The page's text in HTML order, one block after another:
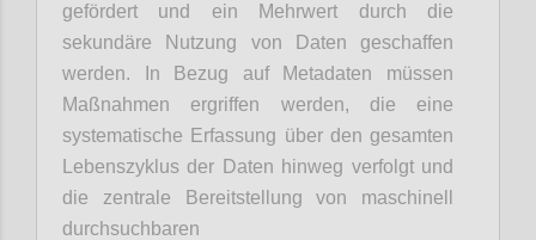
gefördert und ein Mehrwert durch die
sekundäre Nutzung von Daten geschaffen
werden. In Bezug auf Metadaten müssen
Maßnahmen ergriffen werden, die eine
systematische Erfassung über den gesamten
Lebenszyklus der Daten hinweg verfolgt und
die zentrale Bereitstellung von maschinell
durchsuchbaren